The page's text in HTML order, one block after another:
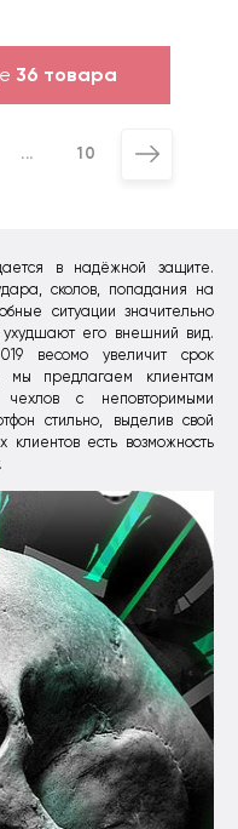
в надёжной защите.
сколов, попадания на
ситуации значительно
его внешний вид.
весомо увеличит срок
мы предлагаем клиентам
чехлов с неповторимыми
стильно, выделив свой
есть возможность
36 товара
... 10